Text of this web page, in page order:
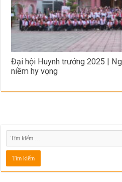
Đại hội Huynh trưởng 2025 |
niềm hy vọng